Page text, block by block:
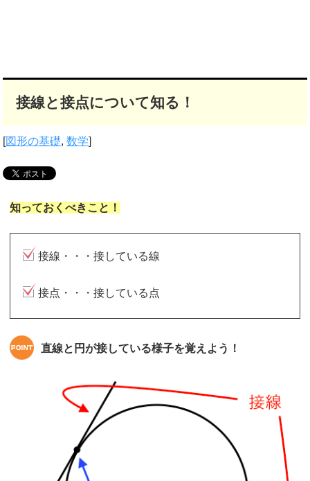
接線と接点について知る！
[図形の基礎,数学]
知っておくべきこと！
接線・・・接している線
接点・・・接している点
直線と円が接している様子を覚えよう！